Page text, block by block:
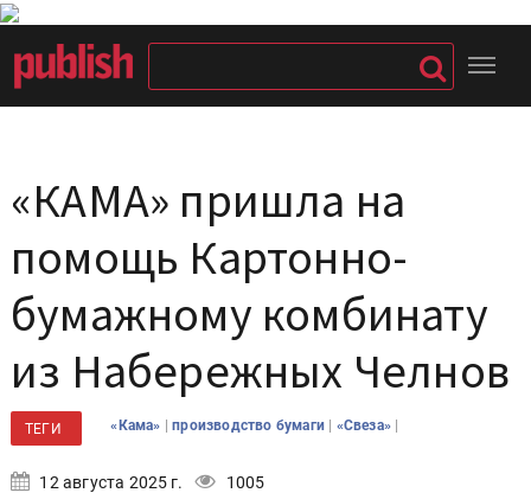
«КАМА» пришла на
помощь Картонно-
бумажному комбинату
из Набережных Челнов
ТЕГИ «Кама» |производство бумаги | «Свеза» |
12 августа 2025 г. 1005